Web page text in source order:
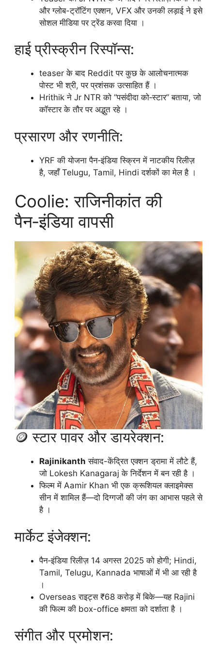
और ग्लोब-ट्रॉटिंग एक्शन, VFX और उनकी लड़ाई ने इसे
सोशल मीडिया पर ट्रेंड करवा दिया ।
हाई प्रीस्क्रीन रिस्पॉन्स:
teaser के बाद Reddit पर कुछ के आलोचनात्मक
पोस्ट भी श्री, पर प्रशंसक उत्साहित हैं ।
Hrithik ने Jr NTR को “पसंदीदा को‑स्टार” बताया, जो
कॉस्टार के तौर पर अद्भुत रहे ।
प्रसारण और रणनीति:
YRF की योजना पैन‑इंडिया स्क्रिन में नाटकीय रिलीज़
है, जहाँ Telugu, Tamil, Hindi दर्शकों का मेल है ।
Coolie: राजिनीकांत की
पैन‑इंडिया वापसी
🪙 स्टार पावर और डायरेक्शन:
Rajinikanth संवाद-केंद्रित एक्शन ड्रामा में लौटे हैं,
जो Lokesh Kanagaraj के निर्देशन में बन रही है ।
फिल्म में Aamir Khan भी एक क्रूशियल क्लाइमेक्स
सीन में शामिल हैं—दो दिग्गजों की जंग का आभास पहले से
है ।
मार्केट इंजेक्शन:
पैन‑इंडिया रिलीज़ 14 अगस्त 2025 को होगी; Hindi,
Tamil, Telugu, Kannada भाषाओं में भी आ रही है
।
Overseas राइट्स ₹68 करोड़ में बिके—यह Rajini
की फिल्म की box-office क्षमता को दर्शाता है ।
संगीत और प्रमोशन: